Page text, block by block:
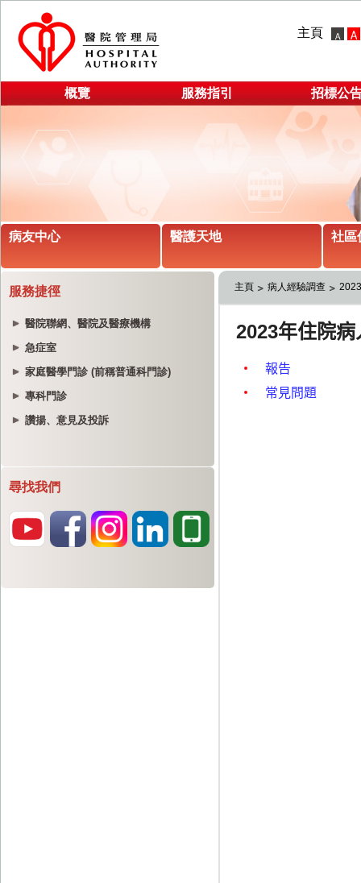
主頁
概覽 服務指引 招標公
病友中心 醫護天地 社區
服務捷徑
醫院聯網、醫院及醫療機構
急症室
家庭醫學門診 (前稱普通科門診)
專科門診
讚揚、意見及投訴
尋找我們
主頁 病人經驗調查